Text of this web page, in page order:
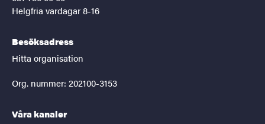
Helgfria vardagar 8-16
Besöksadress
Hitta organisation
Org. nummer: 202100-3153
Våra kanaler